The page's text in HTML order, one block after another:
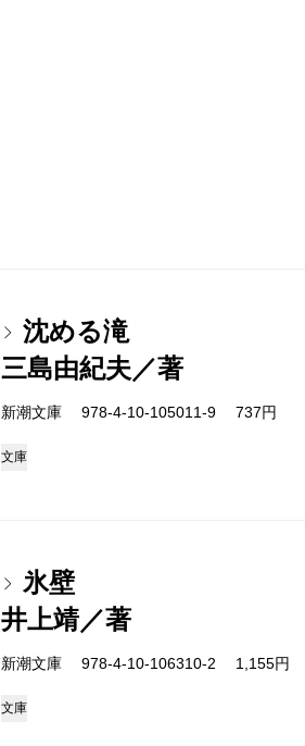
沈める滝
三島由紀夫／著
新潮文庫 978-4-10-105011-9 737円
文庫
氷壁
井上靖／著
新潮文庫 978-4-10-106310-2 1,155円
文庫